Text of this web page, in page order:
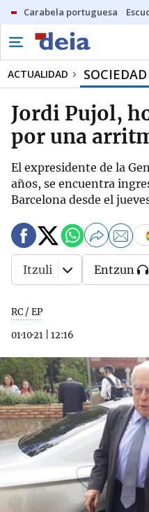
Carabela portuguesa
ACTUALIDAD SOCIEDAD
Jordi Pujol,
por una
El expresidente de la
años, se encuentra
Barcelona desde el
RC / EP
01·10·21
12:16
Itzuli Entzun